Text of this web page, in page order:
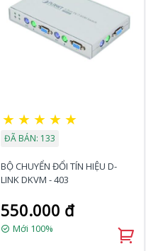
★ ★ ★ ★ ★
ĐÃ BÁN: 133
BỘ CHUYỂN ĐỔI TÍN HIỆU D-
LINK DKVM - 403
550.000 đ
Mới 100%